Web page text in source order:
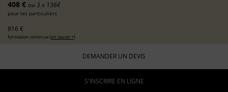
408 € ou 3 x 136€
pour les particuliers
816 €
formation continue (en savoir +)
DEMANDER UN DEVIS
S'INSCRIRE EN LIGNE